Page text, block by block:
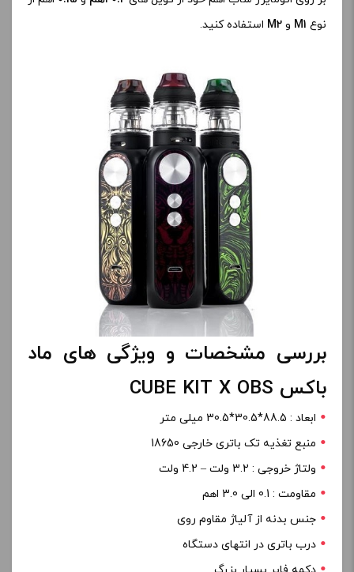
نوع M1 و M2 استفاده کنید.
بررسی مشخصات و ویژگی های ماد
باکس CUBE KIT X OBS
ابعاد : 88.5*30.5*30.5 میلی متر
منبع تغذیه تک باتری خارجی 18650
ولتاژ خروجی : 3.2 ولت – 4.2 ولت
مقاومت : 0.1 الی 3.0 اهم
جنس بدنه از آلیاژ مقاوم روی
درب باتری در انتهای دستگاه